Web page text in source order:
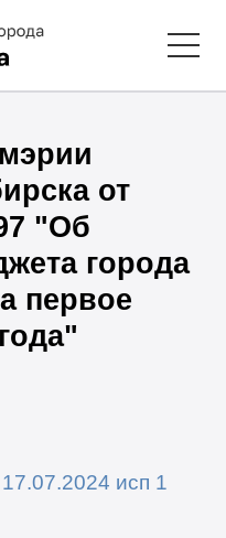
от
"Об
города
первое
исп 1